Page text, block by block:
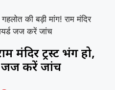
गहलोत की बड़ी मांग! राम मंदिर
जज करें जांच
मंदिर ट्रस्ट भंग हो,
जज करें जांच